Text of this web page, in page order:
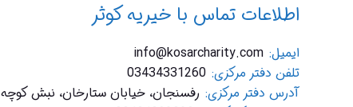
اطلاعات تماس با خیریه کوثر
ایمیل: info@kosarcharity.com
تلفن دفتر مرکزی: 03434331260
آدرس دفتر مرکزی: رفسنجان، خیابان ستارخان، نبش کوچه 6، پلاک 25